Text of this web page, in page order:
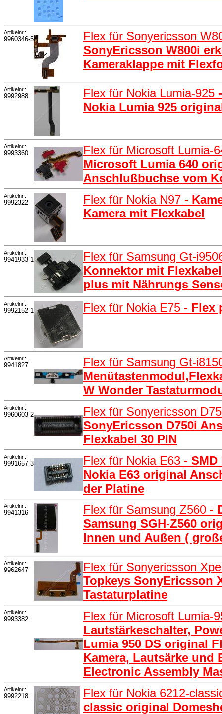
Artikelnr.:
9960346-5
Flex für Sonyericsson
SonyEricsson W800i
Kameraklappe mit
Artikelnr.:
9992988 Flex für Nokia Lumia-925
Nokia Lumia 925
Artikelnr.:
9993360
Flex für Microsoft Lumia-
Microsoft Lumia 640
Anschlußbuchse vom
Artikelnr.:
9992322 Flex für Nokia N97 -
Kamera mit Flexkabel
Artikelnr.:
9941933-1
Flex für Samsung Gt-
Konnektor mit
plus mit Nährungs
Artikelnr.:
9992152-1 Flex für Nokia E75 - Flex
Artikelnr.:
9941827
Flex für Samsung Gt-
W Wonder
Artikelnr.:
9960603-2
Flex für Sonyericsson
SonyEricsson D750i
Flexkabel 30 PIN
Artikelnr.:
9991657-3 Flex für Nokia E63 -
Nokia E63 original
der Platine
Artikelnr.:
9941316 Flex für Samsung Z560 -
Samsung SGH-Z560
Innen und Außen (
Artikelnr.:
9962647
Flex für Sonyericsson
Topkeys SonyEricsson
Tastaturplatine
Artikelnr.:
9993382
Flex für Microsoft Lumia-
Lautstärkeschalter,
Lumia 950 DS original
Kamera, Lautsärke und
Electronic Assembly
Artikelnr.:
9992218
Flex für Nokia 6212-
classic original